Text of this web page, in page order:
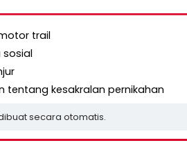
trail
sosial
tentang kesakralan pernikahan
secara otomatis.